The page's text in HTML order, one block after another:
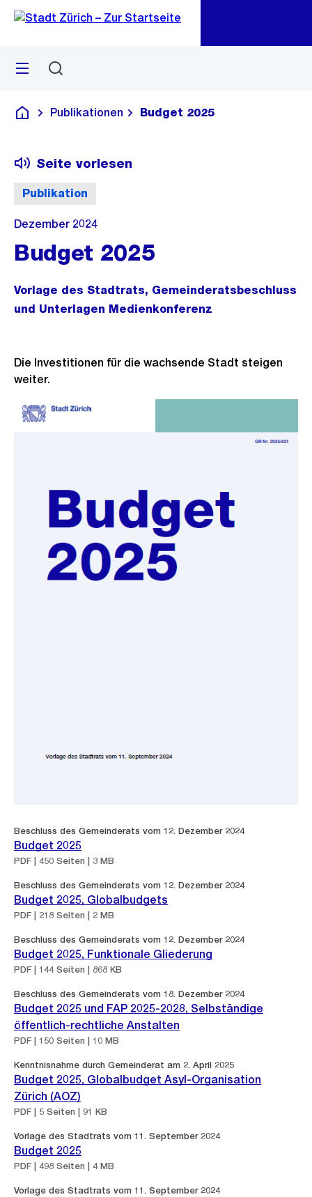
Navigation
Sprunglink
Menü
Deutsch
Publikationen Budget 2025
Publikation
Seite vorlesen
Dezember 2024
Budget 2025
Vorlage des Stadtrats, Gemeinderatsbeschluss
und Unterlagen Medienkonferenz
Die Investitionen für die wachsende Stadt steigen
weiter.
Beschluss des Gemeinderats vom 12. Dezember 2024
Budget 2025
PDF | 450 Seiten | 3 MB
Beschluss des Gemeinderats vom 12. Dezember 2024
Budget 2025, Globalbudgets
PDF | 218 Seiten | 2 MB
Beschluss des Gemeinderats vom 12. Dezember 2024
Budget 2025, Funktionale Gliederung
PDF | 144 Seiten | 868 KB
Beschluss des Gemeinderats vom 18. Dezember 2024
Budget 2025 und FAP 2025-2028, Selbständige
öffentlich-rechtliche Anstalten
PDF | 150 Seiten | 10 MB
Kenntnisnahme durch Gemeinderat am 2. April 2025
Budget 2025, Globalbudget Asyl-Organisation
Zürich (AOZ)
PDF | 5 Seiten | 91 KB
Vorlage des Stadtrats vom 11. September 2024
Budget 2025
PDF | 498 Seiten | 4 MB
Vorlage des Stadtrats vom 11. September 2024